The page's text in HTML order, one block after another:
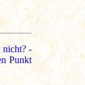
nicht? -
Punkt